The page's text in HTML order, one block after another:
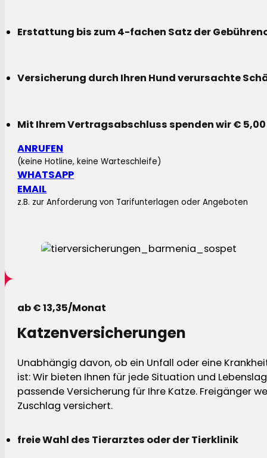
Erstattung bis zum 4-fachen Satz der
Versicherung durch Ihren Hund verursachte
Mit Ihrem Vertragsabschluss spenden wir €
ANRUFEN
(keine Hotline, keine Warteschleife)
WHATSAPP
EMAIL
z.B. zur Anforderung von Tarifunterlagen oder Angeboten
ab € 13,35/Monat
Katzenversicherungen
Unabhängig davon, ob ein Unfall oder eine
ist: Wir bieten Ihnen für jede Situation und
passende Versicherung für Ihre Katze. Freigänger
Zuschlag versichert.
freie Wahl des Tierarztes oder der Tierklinik